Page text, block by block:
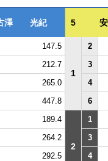
澤 光紀 5
147.5
1
2
212.7 3
265.0 4
447.8 6
189.4
2
1
264.2 3
292.5 4